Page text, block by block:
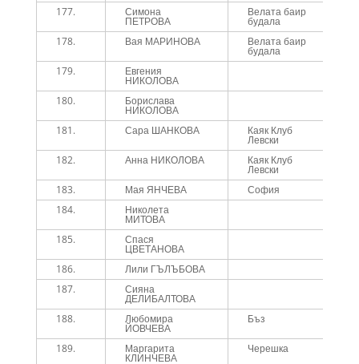
177. Симона
ПЕТРОВА
Велата баир
будала
178. Вая МАРИНОВА Велата баир
будала
179. Евгения
НИКОЛОВА
180. Борислава
НИКОЛОВА
181. Сара ШАНКОВА Каяк Клуб
Левски
182. Анна НИКОЛОВА Каяк Клуб
Левски
183. Мая ЯНЧЕВА София
184.
Николета
МИТОВА
185. Спася
ЦВЕТАНОВА
186. Лили ГЪЛЪБОВА
187.
Сияна
ДЕЛИБАЛТОВА
188. Любомира
ЙОВЧЕВА
Бъз
189. Маргарита
КЛИНЧЕВА
Черешка